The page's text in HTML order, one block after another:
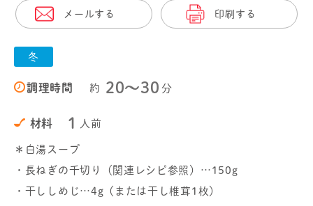
メールする 印刷する
冬
調理時間 約 20〜30 分
材料 1 人前
＊白湯スープ
・長ねぎの千切り（関連レシピ参照）…150g
・干ししめじ…4g（または干し椎茸1枚）